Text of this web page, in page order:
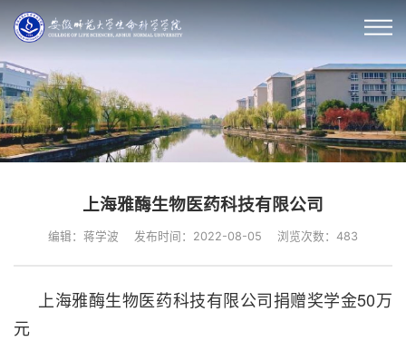
上海雅酶生物医药科技有限公司
编辑：蒋学波 发布时间：2022-08-05 浏览次数： 483
上海雅酶生物医药科技有限公司捐赠奖学金50万
元